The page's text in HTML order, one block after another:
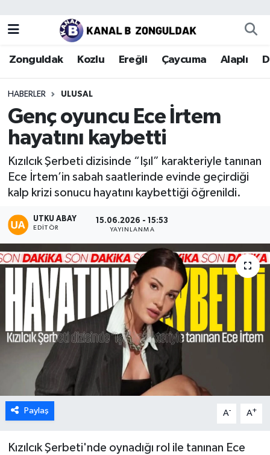
Zonguldak Kozlu Ereğli Çaycuma Alaplı
HABERLER ULUSAL
Genç oyuncu Ece İrtem
hayatını kaybetti
Kızılcık Şerbeti dizisinde “Işıl” karakteriyle tanınan
Ece İrtem’in sabah saatlerinde evinde geçirdiği
kalp krizi sonucu hayatını kaybettiği öğrenildi.
UTKU ABAY
EDITÖR
15.06.2026 - 15:53
YAYINLANMA
Paylaş A- A+
Kızılcık Şerbeti'nde oynadığı rol ile tanınan Ece
Zonguldak
Kozlu
Çaycuma
Alaplı
Devrek
Gökçebey
Bartın
Karabük
Spor
Ulusal
Zonguldak Nöbetçi Eczaneler
Zonguldak Hava Durumu
Zonguldak Trafik Yoğunluk Haritası
Puan Durumu ve Fikstür
Tüm Manşetler
Son Dakika Haberleri
Haber Arşivi